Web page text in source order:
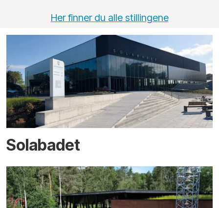
Her finner du alle stillingene
Solabadet